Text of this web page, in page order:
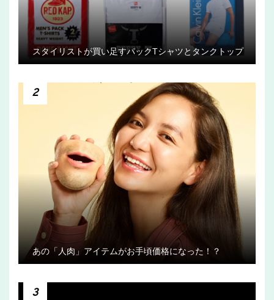
スタイリストが買い足すパックTシャツとタンクトップ
2
あの「人肉」アイテムがお手頃価格になった！？
3